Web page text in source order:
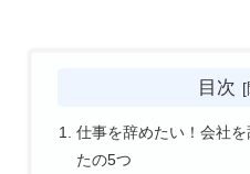
目次
仕事を辞めたい！会社
たの5つ